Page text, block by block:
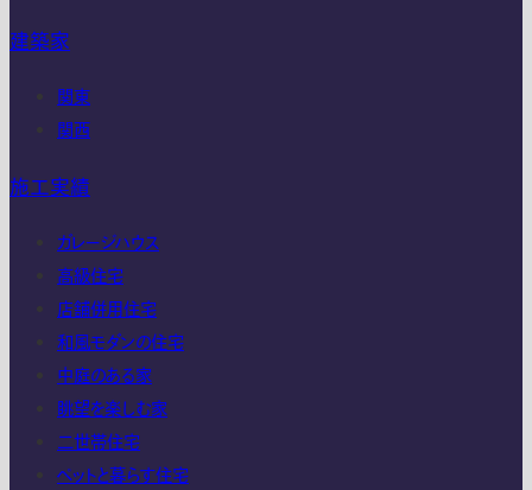
建築家
関東
関西
施工実績
ガレージハウス
高級住宅
店舗併用住宅
和風モダンの住宅
中庭のある家
眺望を楽しむ家
二世帯住宅
ペットと暮らす住宅